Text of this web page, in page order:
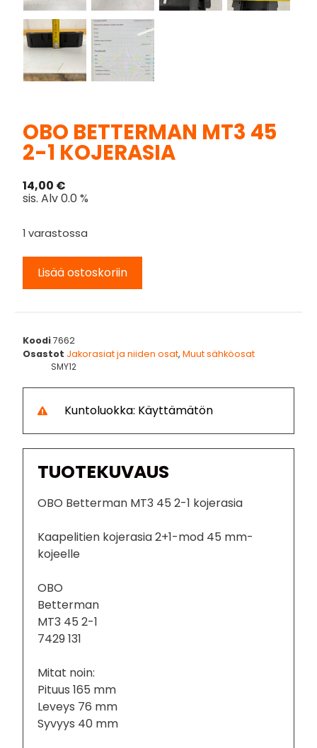
OBO BETTERMAN MT3 45
2-1 KOJERASIA
14,00 €
sis. Alv 0.0 %
1 varastossa
Lisää ostoskoriin
Koodi7662
Osastot Jakorasiat ja niiden osat,Muut sähköosat
SMY12
Kuntoluokka: Käyttämätön
TUOTEKUVAUS
OBO Betterman MT3 45 2-1 kojerasia
Kaapelitien kojerasia 2+1-mod 45 mm-
kojeelle
OBO
Betterman
MT3 45 2-1
7429 131
Mitat noin:
Pituus 165 mm
Leveys 76 mm
Syvyys 40 mm